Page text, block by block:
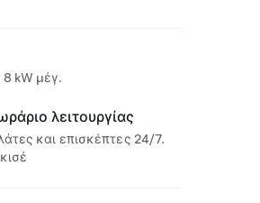
8 kW μέγ.
λειτουργίας
και επισκέπτες 24/7.